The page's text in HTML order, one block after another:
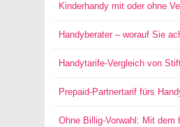
Kinderhandy mit oder ohne
Handyberater – worauf Sie
Handytarife-Vergleich von
Prepaid-Partnertarif fürs
Ohne Billig-Vorwahl: Mit dem